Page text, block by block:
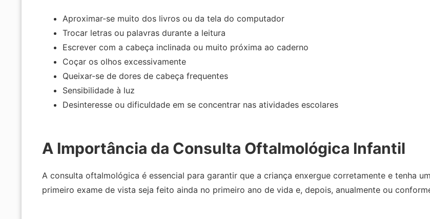
Aproximar-se muito dos livros ou da tela do computador
Trocar letras ou palavras durante a leitura
Escrever com a cabeça inclinada ou muito próxima ao caderno
Coçar os olhos excessivamente
Queixar-se de dores de cabeça frequentes
Sensibilidade à luz
Desinteresse ou dificuldade em se concentrar nas atividades escolares
A Importância da Consulta Oftalmológica Infantil
A consulta oftalmológica é essencial para garantir que a criança enxergue corretamente e tenha
primeiro exame de vista seja feito ainda no primeiro ano de vida e, depois, anualmente ou